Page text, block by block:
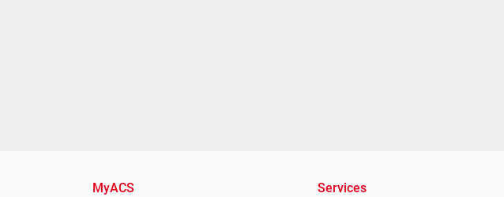
MyACS Services